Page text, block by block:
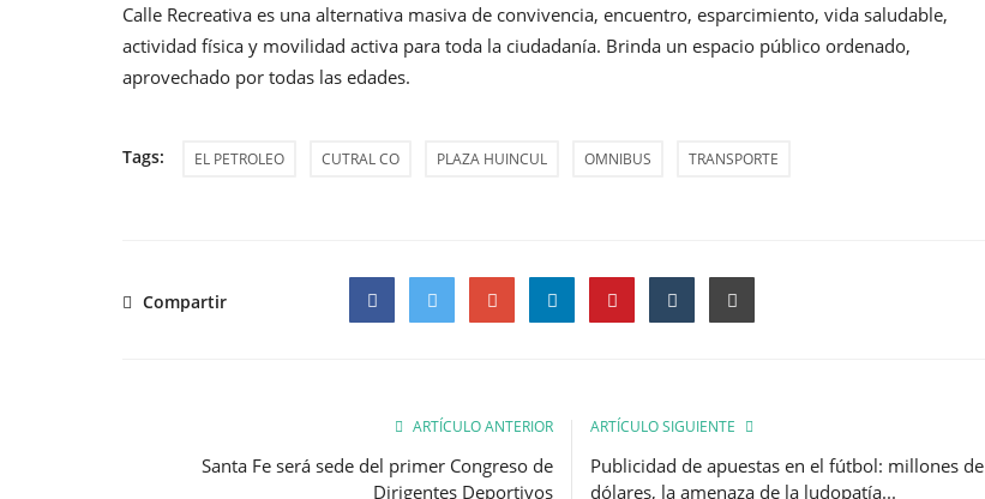
Calle Recreativa es una alternativa masiva de convivencia, encuentro, esparcimiento, vida saludable,
actividad física y movilidad activa para toda la ciudadanía. Brinda un espacio público ordenado,
aprovechado por todas las edades.
Tags: EL PETROLEO CUTRAL CO PLAZA HUINCUL OMNIBUS TRANSPORTE
Compartir
ARTÍCULO ANTERIOR
Santa Fe será sede del primer Congreso de
Dirigentes Deportivos
ARTÍCULO SIGUIENTE
Publicidad de apuestas en el fútbol: millones de
dólares, la amenaza de la ludopatía...